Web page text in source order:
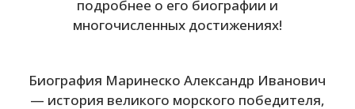
подробнее о его биографии и
многочисленных достижениях!
Биография Маринеско Александр Иванович
— история великого морского победителя,